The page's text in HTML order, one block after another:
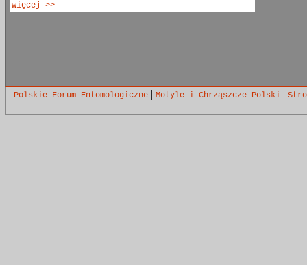
więcej >>
| Polskie Forum Entomologiczne | Motyle i Chrząszcze Polski |